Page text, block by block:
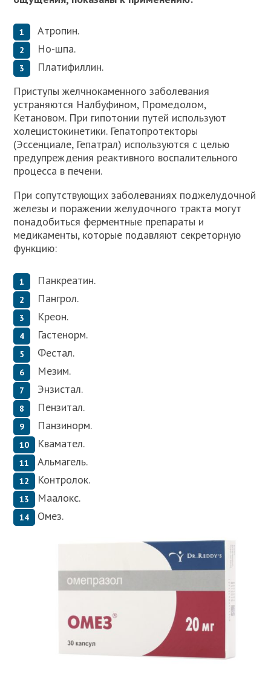
Атропин.
Но-шпа.
Платифиллин.
Приступы желчнокаменного заболевания
устраняются Налбуфином, Промедолом,
Кетановом. При гипотонии путей используют
холецистокинетики. Гепатопротекторы
(Эссенциале, Гепатрал) используются с целью
предупреждения реактивного воспалительного
процесса в печени.
При сопутствующих заболеваниях поджелудочной
железы и поражении желудочного тракта могут
понадобиться ферментные препараты и
медикаменты, которые подавляют секреторную
функцию:
Панкреатин.
Пангрол.
Креон.
Гастенорм.
Фестал.
Мезим.
Энзистал.
Пензитал.
Панзинорм.
Квамател.
Альмагель.
Контролок.
Маалокс.
Омез.